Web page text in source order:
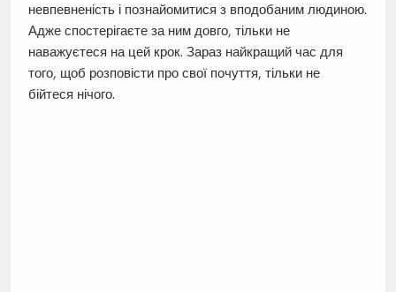
невпевненість і познайомитися з вподобаним людиною.
Адже спостерігаєте за ним довго, тільки не
наважуєтеся на цей крок. Зараз найкращий час для
того, щоб розповісти про свої почуття, тільки не
бійтеся нічого.